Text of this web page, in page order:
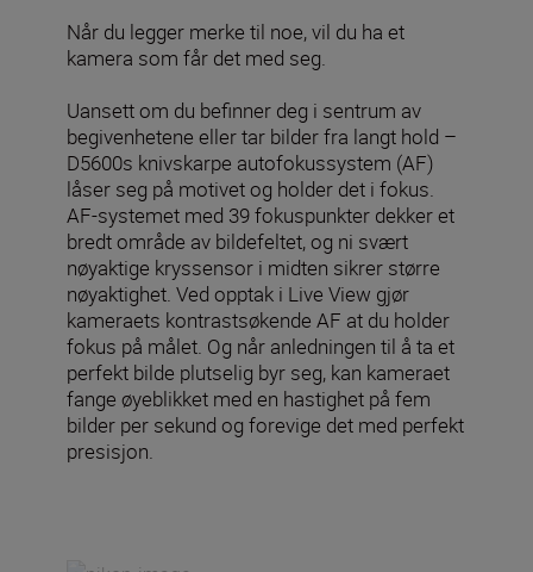
Når du legger merke til noe, vil du ha et
kamera som får det med seg.
Uansett om du befinner deg i sentrum av
begivenhetene eller tar bilder fra langt hold –
D5600s knivskarpe autofokussystem (AF)
låser seg på motivet og holder det i fokus.
AF-systemet med 39 fokuspunkter dekker et
bredt område av bildefeltet, og ni svært
nøyaktige kryssensor i midten sikrer større
nøyaktighet. Ved opptak i Live View gjør
kameraets kontrastsøkende AF at du holder
fokus på målet. Og når anledningen til å ta et
perfekt bilde plutselig byr seg, kan kameraet
fange øyeblikket med en hastighet på fem
bilder per sekund og forevige det med perfekt
presisjon.